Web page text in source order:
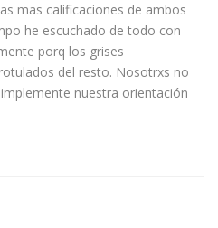
mas calificaciones de ambos
he escuchado de todo con
porq los grises
del resto. Nosotrxs no
nuestra orientación